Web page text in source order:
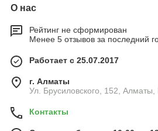
О нас
Рейтинг не сформирован
Менее 5 отзывов за последний
Работает с 25.07.2017
г. Алматы
Ул. Брусиловского, 152, Алматы,
Контакты